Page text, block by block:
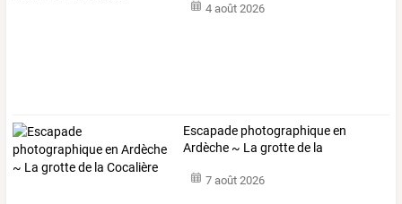
4 août 2026
Escapade photographique en
Ardèche ~ La grotte de la
7 août 2026